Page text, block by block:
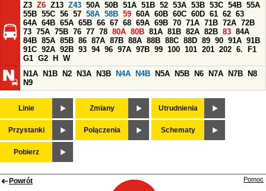
Z3 Z6 Z13 Z43 50A 50B 51A 51B 52 53A 53B 53C 54B 55A
55B 55C 56 57 58A 58B 59 60A 60B 60C 60D 61 62 63
64A 64B 65A 65B 66 67 68 69A 69B 70 71A 71B 72A 72B
73 75A 75B 76 77 78 80A 80B 81A 81B 82A 82B 83 84A
84B 85A 85B 86 87A 87B 88A 88B 88C 88D 89 90 91A 91B
91C 92A 92B 93 94 96 97A 97B 99 100 101 201 202 6.
F1
G1 G2 H
W
N1A
N1B N2 N3A N3B N4A N4B N5A N5B N6 N7A N7B
N8
N9
Linie Zmiany Utrudnienia
Przystanki Połączenia Schematy
Pobierz
Powrót Pomoc